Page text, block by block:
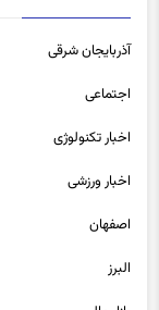
آذربایجان شرقی
اجتماعی
اخبار تکنولوژی
اخبار ورزشی
اصفهان
البرز
بازار مالی